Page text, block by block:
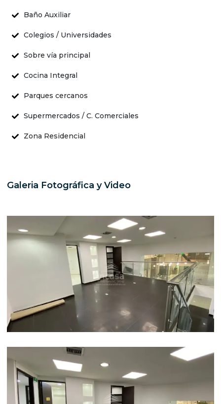
Baño Auxiliar
Colegios / Universidades
Sobre vía principal
Cocina Integral
Parques cercanos
Supermercados / C. Comerciales
Zona Residencial
Galeria Fotográfica y Video